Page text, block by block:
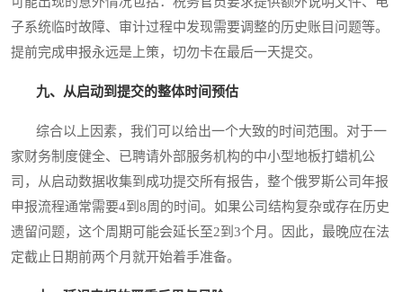
子系统临时故障、审计过程中发现需要调整的历史账目问题等。
提前完成申报永远是上策，切勿卡在最后一天提交。
九、从启动到提交的整体时间预估
综合以上因素，我们可以给出一个大致的时间范围。对于一
家财务制度健全、已聘请外部服务机构的中小型地板打蜡机公
司，从启动数据收集到成功提交所有报告，整个俄罗斯公司年报
申报流程通常需要4到8周的时间。如果公司结构复杂或存在历史
遗留问题，这个周期可能会延长至2到3个月。因此，最晚应在法
定截止日期前两个月就开始着手准备。